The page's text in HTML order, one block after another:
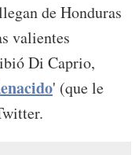
de Honduras
valientes
Di Caprio,
' (que le